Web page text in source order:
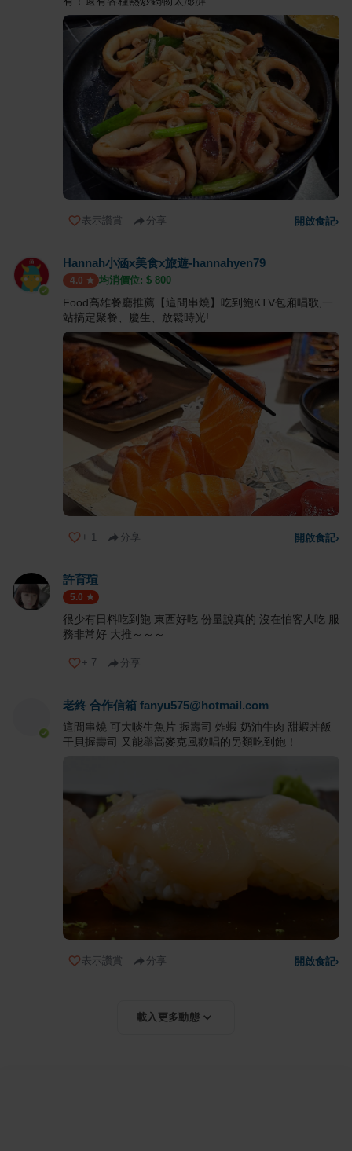
表示讚賞 分享 開啟食記›
Hannah小涵x美食x旅遊-hannahyen79
4.0 均消價位: $ 800
Food高雄餐廳推薦【這間串燒】吃到飽KTV包廂唱歌,一
站搞定聚餐、慶生、放鬆時光!
+ 1 分享 開啟食記›
許育瑄
5.0
很少有日料吃到飽 東西好吃 份量說真的 沒在怕客人吃 服
務非常好 大推～～～
+ 7 分享
老終 合作信箱 fanyu575@hotmail.com
這間串燒 可大啖生魚片 握壽司 炸蝦 奶油牛肉 甜蝦丼飯
干貝握壽司 又能舉高麥克風歡唱的另類吃到飽！
表示讚賞 分享 開啟食記›
載入更多動態